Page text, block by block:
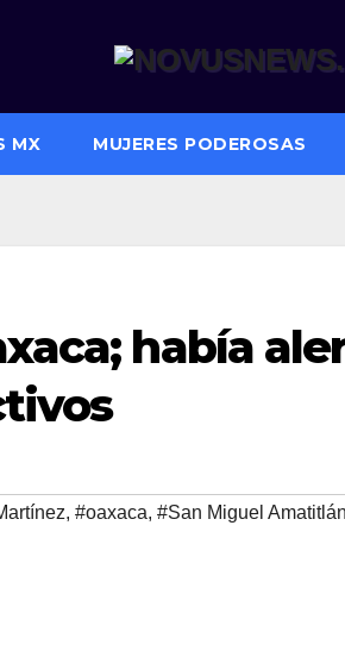
MX MUJERES PODEROSAS
había
, #oaxaca, #San Miguel Amatitlán